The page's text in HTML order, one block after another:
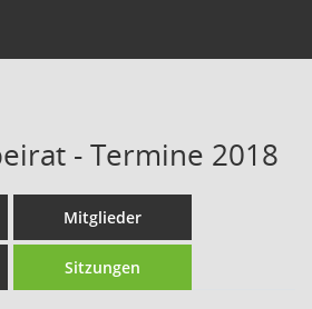
- Termine 2018
Mitglieder
Sitzungen